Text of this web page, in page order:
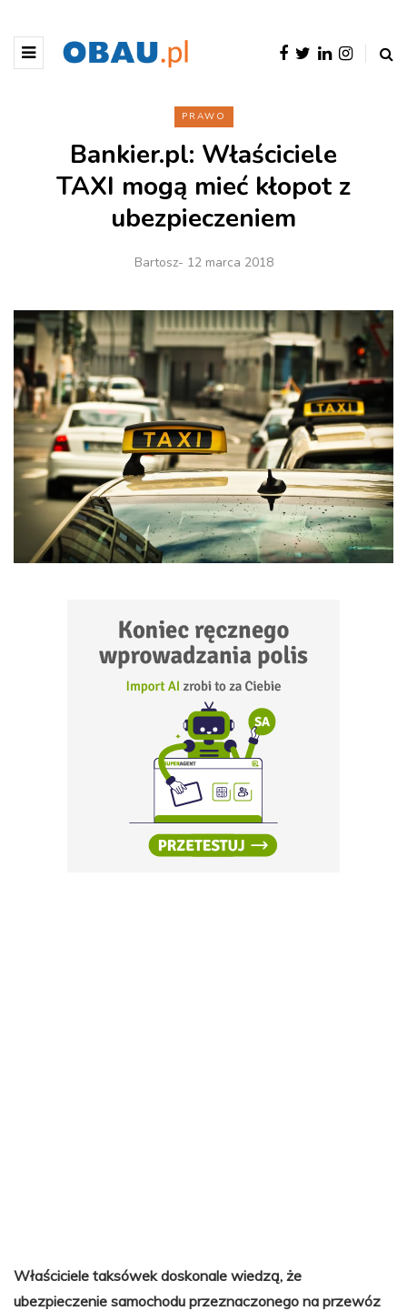
PRAWO
Bankier.pl: Właściciele
TAXI mogą mieć kłopot z
ubezpieczeniem
Bartosz- 12 marca 2018
Właściciele taksówek doskonale wiedzą, że
ubezpieczenie samochodu przeznaczonego na przewóz